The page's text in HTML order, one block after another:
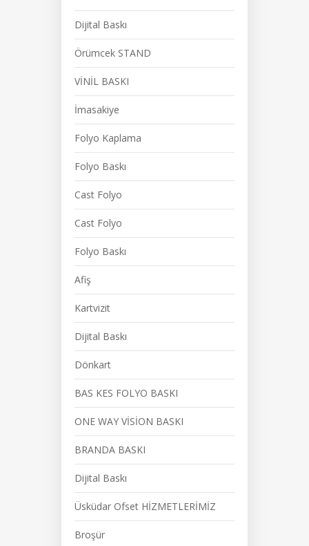
Dijital Baskı
Örümcek STAND
VİNİL BASKI
İmasakiye
Folyo Kaplama
Folyo Baskı
Cast Folyo
Cast Folyo
Folyo Baskı
Afiş
Kartvizit
Dijital Baskı
Dönkart
BAS KES FOLYO BASKI
ONE WAY VİSİON BASKI
BRANDA BASKI
Dijital Baskı
Üsküdar Ofset HİZMETLERİMİZ
Broşür